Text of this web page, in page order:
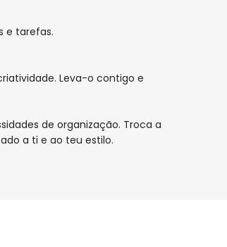
e tarefas.
Leva-o contigo e
de organização. Troca a
a ti e ao teu estilo.